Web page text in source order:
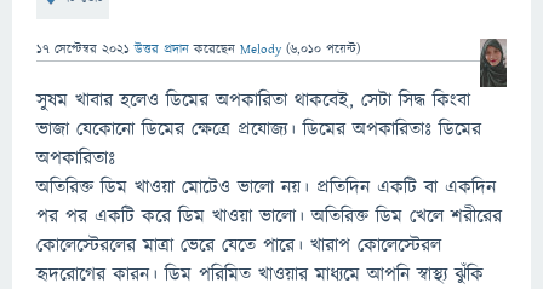
17 সেপ্টেম্বর 2021 উত্তর প্রদান করেছেন Melody (6,010 পয়েন্ট)
সুষম খাবার হলেও ডিমের অপকারিতা থাকবেই, সেটা সিদ্ধ কিংবা
ভাজা যেকোনো ডিমের ক্ষেত্রে প্রযোজ্য। ডিমের অপকারিতাঃ ডিমের
অপকারিতাঃ
অতিরিক্ত ডিম খাওয়া মোটেও ভালো নয়। প্রতিদিন একটি বা একদিন
পর পর একটি করে ডিম খাওয়া ভালো। অতিরিক্ত ডিম খেলে শরীরের
কোলেস্টেরলের মাত্রা ভেরে যেতে পারে। খারাপ কোলেস্টেরল
হৃদরোগের কারন। ডিম পরিমিত খাওয়ার মাধ্যমে আপনি স্বাস্থ্য ঝুঁকি